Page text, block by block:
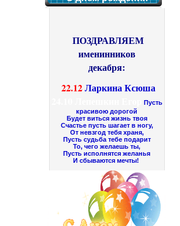
ПОЗДРАВЛЯЕМ
именинников
декабря:
22.12Ларкина Ксюша
Пусть
красивою дорогой
Будет виться жизнь твоя
Счастье пусть шагает в ногу,
От невзгод тебя храня,
Пусть судьба тебе подарит
То, чего желаешь ты,
Пусть исполнятся желанья
И сбываются мечты!